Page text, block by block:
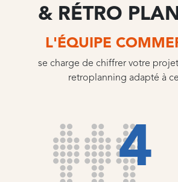
& RÉTRO
L'ÉQUIPE
se charge de chiffrer votre
retroplanning adapté à
4